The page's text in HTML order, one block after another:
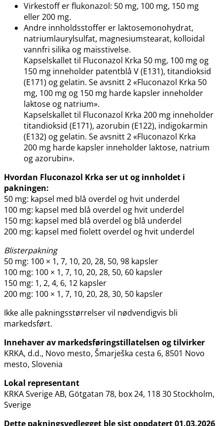
Virkestoff er flukonazol: 50 mg, 100 mg, 150 mg
eller 200 mg.
Andre innholdsstoffer er laktosemonohydrat,
natriumlaurylsulfat, magnesiumstearat, kolloidal
vannfri silika og maisstivelse.
Kapselskallet til Fluconazol Krka 50 mg, 100 mg og
150 mg inneholder patentblå V (E131), titandioksid
(E171) og gelatin. Se avsnitt 2 «Fluconazol Krka 50
mg, 100 mg og 150 mg harde kapsler inneholder
laktose og natrium».
Kapselskallet til Fluconazol Krka 200 mg inneholder
titandioksid (E171), azorubin (E122), indigokarmin
(E132) og gelatin. Se avsnitt 2 «Fluconazol Krka
200 mg harde kapsler inneholder laktose, natrium
og azorubin».
Hvordan Fluconazol Krka ser ut og innholdet i
pakningen:
50 mg: kapsel med blå overdel og hvit underdel
100 mg: kapsel med blå overdel og hvit underdel
150 mg: kapsel med blå overdel og blå underdel
200 mg: kapsel med fiolett overdel og hvit underdel
Blisterpakning
50 mg: 100 × 1, 7, 10, 20, 28, 50, 98 kapsler
100 mg: 100 × 1, 7, 10, 20, 28, 50, 60 kapsler
150 mg: 1, 2, 4, 6, 12 kapsler
200 mg: 100 × 1, 7, 10, 20, 28, 30, 50 kapsler
Ikke alle pakningsstørrelser vil nødvendigvis bli
markedsført.
Innehaver av markedsføringstillatelsen og tilvirker
KRKA, d.d., Novo mesto, Šmarješka cesta 6, 8501 Novo
mesto, Slovenia
Lokal representant
KRKA Sverige AB, Götgatan 78, box 24, 118 30 Stockholm,
Sverige
Dette pakningsvedlegget ble sist oppdatert 01.03.2026